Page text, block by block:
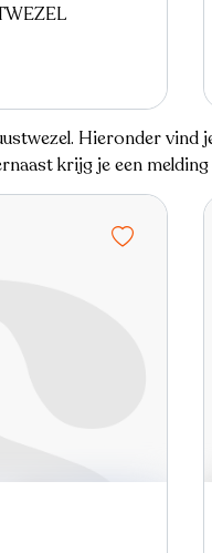
Hieronder vind
krijg je een